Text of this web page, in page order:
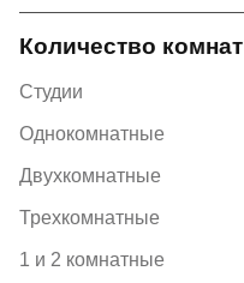
Количество комнат
Студии
Однокомнатные
Двухкомнатные
Трехкомнатные
1 и 2 комнатные